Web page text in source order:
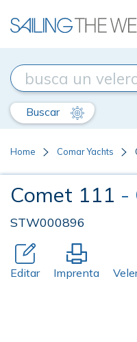
Buscar
Home Comar Yachts
Comet 111 -
STW000896
Editar Imprenta